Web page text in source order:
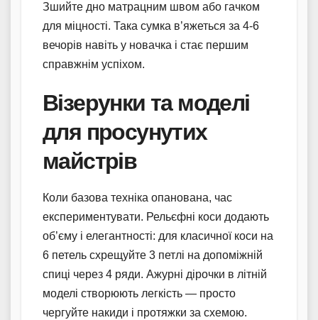
Зшийте дно матрацним швом або гачком
для міцності. Така сумка в’яжеться за 4-6
вечорів навіть у новачка і стає першим
справжнім успіхом.
Візерунки та моделі
для просунутих
майстрів
Коли базова техніка опанована, час
експериментувати. Рельєфні коси додають
об’єму і елегантності: для класичної коси на
6 петель схрещуйте 3 петлі на допоміжній
спиці через 4 ряди. Ажурні дірочки в літній
моделі створюють легкість — просто
чергуйте накиди і протяжки за схемою.